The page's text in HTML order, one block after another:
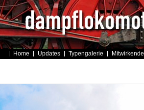
Home Updates Typengalerie Mitwirkende